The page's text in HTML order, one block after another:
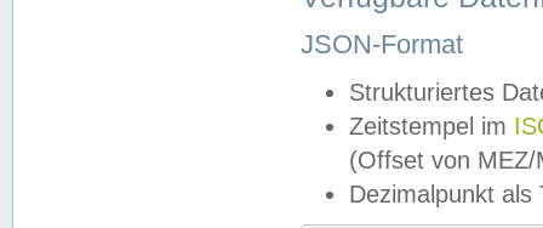
JSON-Format
Strukturiertes
Zeitstempel im
(Offset von MEZ/
Dezimalpunkt als